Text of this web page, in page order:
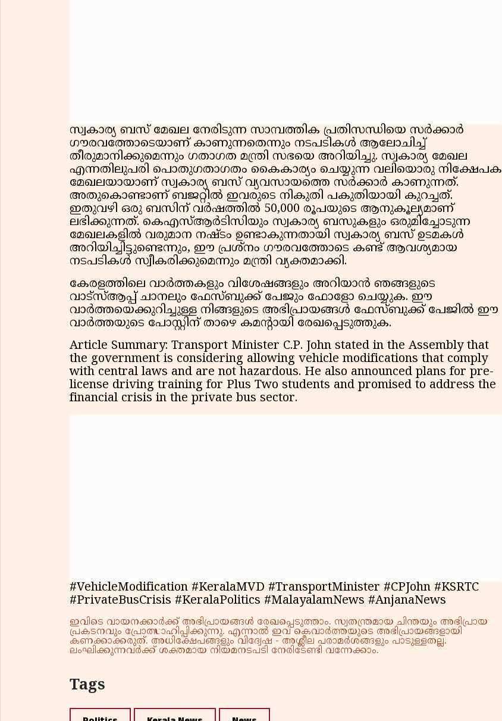
സ്വകാര്യ ബസ് മേഖല നേരിടുന്ന സാമ്പത്തിക പ്രതിസന്ധിയെ സർക്കാർ
ഗൗരവത്തോടെയാണ് കാണുന്നതെന്നും നടപടികൾ ആലോചിച്ച്
തീരുമാനിക്കുമെന്നും ഗതാഗത മന്ത്രി സഭയെ അറിയിച്ചു. സ്വകാര്യ മേഖല
എന്നതിലുപരി പൊതുഗതാഗതം കൈകാര്യം ചെയ്യുന്ന വലിയൊരു നിക്ഷേപക
മേഖലയായാണ് സ്വകാര്യ ബസ് വ്യവസായത്തെ സർക്കാർ കാണുന്നത്.
അതുകൊണ്ടാണ് ബജറ്റിൽ ഇവരുടെ നികുതി പകുതിയായി കുറച്ചത്.
ഇതുവഴി ഒരു ബസിന് വർഷത്തിൽ 50,000 രൂപയുടെ ആനുകൂല്യമാണ്
ലഭിക്കുന്നത്. കെഎസ്ആർടിസിയും സ്വകാര്യ ബസുകളും ഒരുമിച്ചോടുന്ന
മേഖലകളിൽ വരുമാന നഷ്ടം ഉണ്ടാകുന്നതായി സ്വകാര്യ ബസ് ഉടമകൾ
അറിയിച്ചിട്ടുണ്ടെന്നും, ഈ പ്രശ്നം ഗൗരവത്തോടെ കണ്ട് ആവശ്യമായ
നടപടികൾ സ്വീകരിക്കുമെന്നും മന്ത്രി വ്യക്തമാക്കി.
കേരളത്തിലെ വാർത്തകളും വിശേഷങ്ങളും അറിയാൻ ഞങ്ങളുടെ
വാട്സ്ആപ്പ് ചാനലും ഫേസ്ബുക്ക് പേജും ഫോളോ ചെയ്യുക. ഈ
വാർത്തയെക്കുറിച്ചുള്ള നിങ്ങളുടെ അഭിപ്രായങ്ങൾ ഫേസ്ബുക്ക് പേജിൽ ഈ
വാർത്തയുടെ പോസ്റ്റിന് താഴെ കമൻ്റായി രേഖപ്പെടുത്തുക.
Article Summary: Transport Minister C.P. John stated in the Assembly that
the government is considering allowing vehicle modifications that comply
with central laws and are not hazardous. He also announced plans for pre-
license driving training for Plus Two students and promised to address the
financial crisis in the private bus sector.
#VehicleModification #KeralaMVD #TransportMinister #CPJohn #KSRTC
#PrivateBusCrisis #KeralaPolitics #MalayalamNews #AnjanaNews
ഇവിടെ വായനക്കാർക്ക് അഭിപ്രായങ്ങൾ രേഖപ്പെടുത്താം. സ്വതന്ത്രമായ ചിന്തയും അഭിപ്രായ
പ്രകടനവും പ്രോത്സാഹിപ്പിക്കുന്നു. എന്നാൽ ഇവ കെവാർത്തയുടെ അഭിപ്രായങ്ങളായി
കണക്കാക്കരുത്. അധിക്ഷേപങ്ങളും വിദ്വേഷ - അശ്ലീല പരാമർശങ്ങളും പാടുള്ളതല്ല.
ലംഘിക്കുന്നവർക്ക് ശക്തമായ നിയമനടപടി നേരിടേണ്ടി വന്നേക്കാം.
Tags